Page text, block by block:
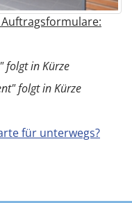
folgt in Kürze
folgt in Kürze
für unterwegs?